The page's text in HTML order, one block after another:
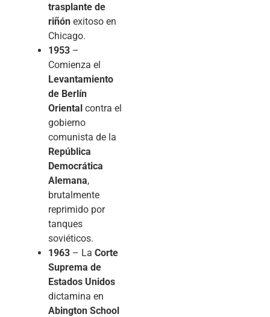
trasplante de
riñón exitoso en
Chicago.
1953 –
Comienza el
Levantamiento
de Berlín
Oriental contra el
gobierno
comunista de la
República
Democrática
Alemana,
brutalmente
reprimido por
tanques
soviéticos.
1963 – La Corte
Suprema de
Estados Unidos
dictamina en
Abington School